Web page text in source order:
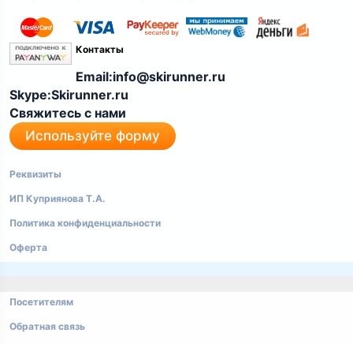
Контакты
Email:info@skirunner.ru
Skype:Skirunner.ru
Свяжитесь с нами
Используйте форму
Реквизиты
ИП Куприянова Т.А.
Политика конфиденциальности
Оферта
Посетителям
Обратная связь